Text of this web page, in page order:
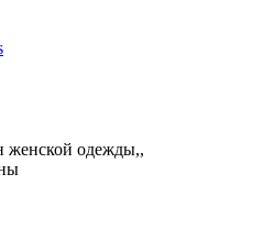
женской одежды,,